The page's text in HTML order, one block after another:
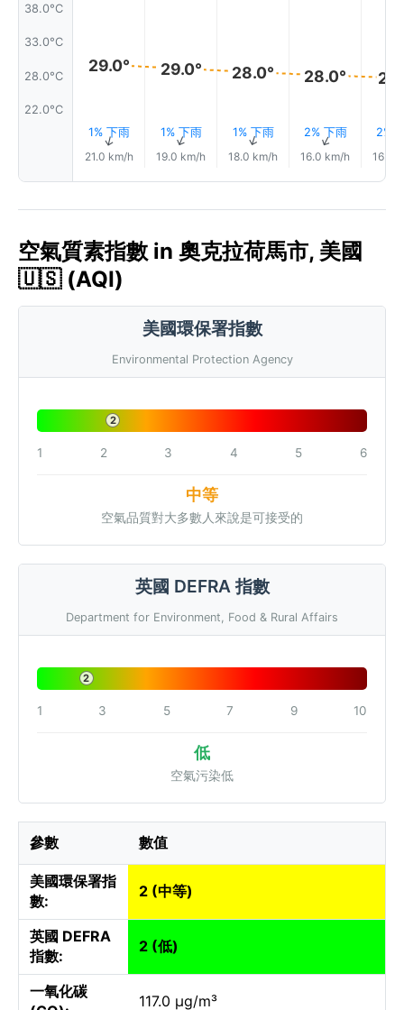
38.0°C
33.0°C
28.0°C
22.0°C
29.0°
1% 下雨
↑
21.0 km/h
29.0°
1% 下雨
↑
19.0 km/h
28.0°
1% 下雨
↑
18.0 km/h
28.0°
2% 下雨
↑
16.0 km/h
2%
16.0
空氣質素指數 in 奧克拉荷馬市, 美國
🇺🇸 (AQI)
美國環保署指數
Environmental Protection Agency
2
1 2 3 4 5 6
中等
空氣品質對大多數人來說是可接受的
英國 DEFRA 指數
Department for Environment, Food & Rural Affairs
2
1 3 5 7 9 10
低
空氣污染低
參數 數值
美國環保署指
數:
2 (中等)
英國 DEFRA
指數:
2 (低)
一氧化碳
117.0 µg/m³